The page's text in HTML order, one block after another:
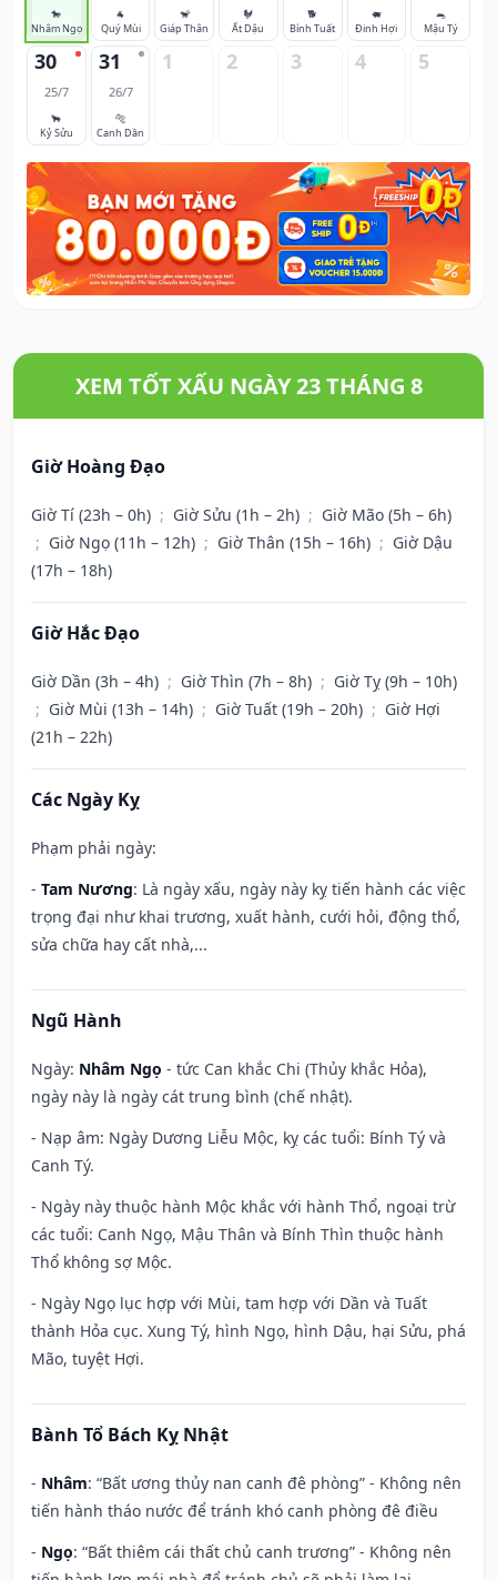
🐎
Nhâm Ngọ
🐐
Quý Mùi
🐒
Giáp Thân
🐓
Ất Dậu
🐕
Bính Tuất
🐖
Đinh Hợi
🐀
Mậu Tý
30
25/7
🐂
Kỷ Sửu
31
26/7
🐅
Canh Dần
1 2 3 4 5
XEM TỐT XẤU NGÀY 23 THÁNG 8
Giờ Hoàng Đạo
Giờ Tí (23h – 0h) ; Giờ Sửu (1h – 2h) ; Giờ Mão (5h – 6h)
; Giờ Ngọ (11h – 12h) ; Giờ Thân (15h – 16h) ; Giờ Dậu
(17h – 18h)
Giờ Hắc Đạo
Giờ Dần (3h – 4h) ; Giờ Thìn (7h – 8h) ; Giờ Tỵ (9h – 10h)
; Giờ Mùi (13h – 14h) ; Giờ Tuất (19h – 20h) ; Giờ Hợi
(21h – 22h)
Các Ngày Kỵ
Phạm phải ngày:
- Tam Nương: Là ngày xấu, ngày này kỵ tiến hành các việc
trọng đại như khai trương, xuất hành, cưới hỏi, động thổ,
sửa chữa hay cất nhà,...
Ngũ Hành
Ngày: Nhâm Ngọ - tức Can khắc Chi (Thủy khắc Hỏa),
ngày này là ngày cát trung bình (chế nhật).
- Nạp âm: Ngày Dương Liễu Mộc, kỵ các tuổi: Bính Tý và
Canh Tý.
- Ngày này thuộc hành Mộc khắc với hành Thổ, ngoại trừ
các tuổi: Canh Ngọ, Mậu Thân và Bính Thìn thuộc hành
Thổ không sợ Mộc.
- Ngày Ngọ lục hợp với Mùi, tam hợp với Dần và Tuất
thành Hỏa cục. Xung Tý, hình Ngọ, hình Dậu, hại Sửu, phá
Mão, tuyệt Hợi.
Bành Tổ Bách Kỵ Nhật
- Nhâm: “Bất ương thủy nan canh đê phòng” - Không nên
tiến hành tháo nước để tránh khó canh phòng đê điều
- Ngọ: “Bất thiêm cái thất chủ canh trương” - Không nên